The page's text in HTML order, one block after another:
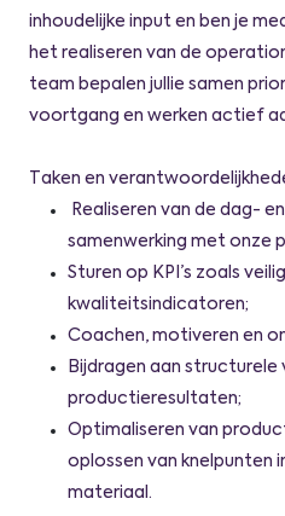
inhoudelijke input en ben je
het realiseren van de
team bepalen jullie samen
voortgang en werken actief
Taken en
Realiseren van de dag-
samenwerking met onze
Sturen op KPI’s zoals
kwaliteitsindicatoren;
Coachen, motiveren en
Bijdragen aan structurele
productieresultaten;
Optimaliseren van
oplossen van knelpunten
materiaal.